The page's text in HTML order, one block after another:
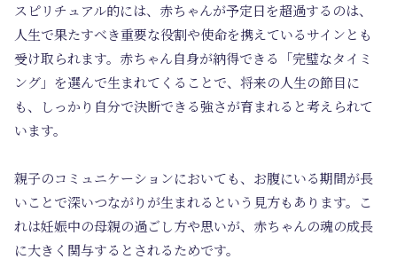
スピリチュアル的には、赤ちゃんが予定日を超過するのは、
人生で果たすべき重要な役割や使命を携えているサインとも
受け取られます。赤ちゃん自身が納得できる「完璧なタイミ
ング」を選んで生まれてくることで、将来の人生の節目に
も、しっかり自分で決断できる強さが育まれると考えられて
います。
親子のコミュニケーションにおいても、お腹にいる期間が長
いことで深いつながりが生まれるという見方もあります。こ
れは妊娠中の母親の過ごし方や思いが、赤ちゃんの魂の成長
に大きく関与するとされるためです。